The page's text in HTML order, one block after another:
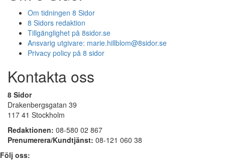
Om tidningen 8 Sidor
8 Sidors redaktion
Tillgänglighet på 8sidor.se
Ansvarig utgivare: marie.hillblom@8sidor.se
Privacy policy på 8 sidor
Kontakta oss
8 Sidor
Drakenbergsgatan 39
117 41 Stockholm
Redaktionen: 08-580 02 867
Prenumerera/Kundtjänst: 08-121 060 38
Följ oss: